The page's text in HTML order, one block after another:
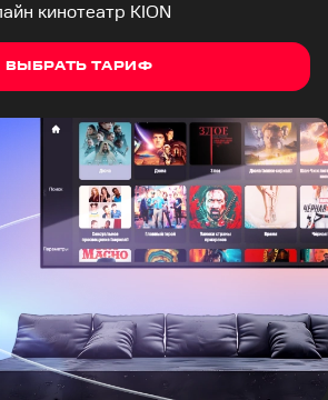
кинотеатр KION
ВЫБРАТЬ ТАРИФ